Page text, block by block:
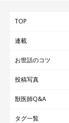
TOP
連載
お世話のコツ
投稿写真
獣医師Q&A
タグ一覧